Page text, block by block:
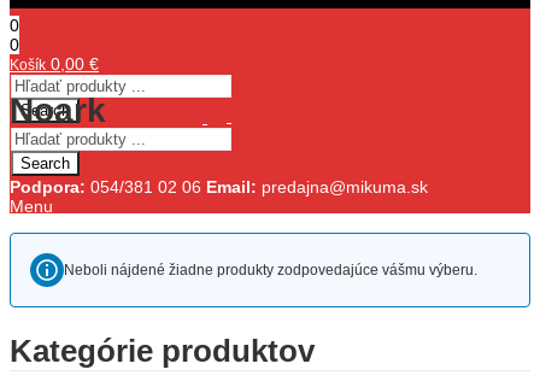
Search
Podpora: 054/381 02 06 Email: predajna@mikuma.sk
Menu
0
0
Košík 0,00 €
Search
ÚVOD
OBCHOD
Noark
Neboli nájdené žiadne produkty zodpovedajúce vášmu výberu.
Kategórie produktov